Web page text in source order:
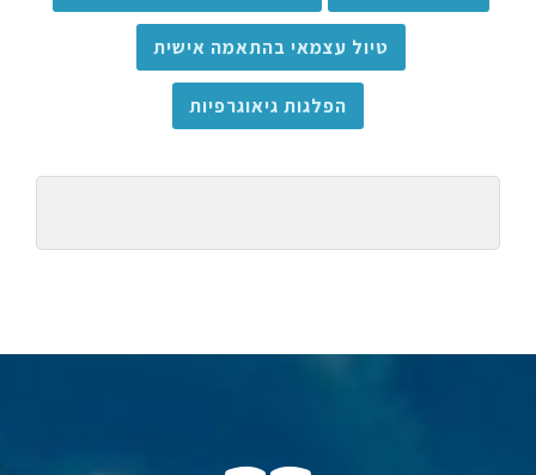
טיול עצמאי בהתאמה אישית
הפלגות גיאוגרפיות